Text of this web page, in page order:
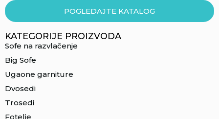
POGLEDAJTE KATALOG
KATEGORIJE PROIZVODA
Sofe na razvlačenje
Big Sofe
Ugaone garniture
Dvosedi
Trosedi
Fotelje